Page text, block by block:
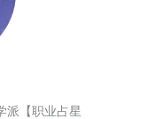
派【职业占星